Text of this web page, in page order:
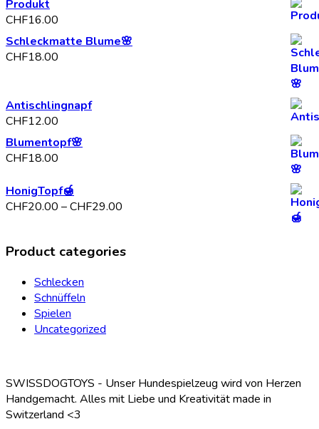
Produkt
CHF16.00
Schleckmatte Blume🌸
CHF18.00
Antischlingnapf
CHF12.00
Blumentopf🌸
CHF18.00
HonigTopf🍯
CHF20.00 –CHF29.00
CHF29.00
Product categories
Schlecken
Schnüffeln
Spielen
Uncategorized
SWISSDOGTOYS - Unser Hundespielzeug wird von Herzen
Handgemacht. Alles mit Liebe und Kreativität made in
Switzerland <3